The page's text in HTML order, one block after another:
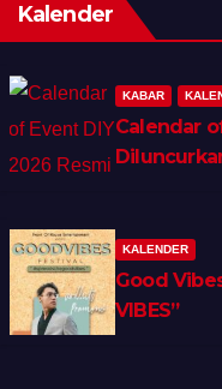
Kalender
KABAR
Calendar
KALENDER
Good
VIBES”